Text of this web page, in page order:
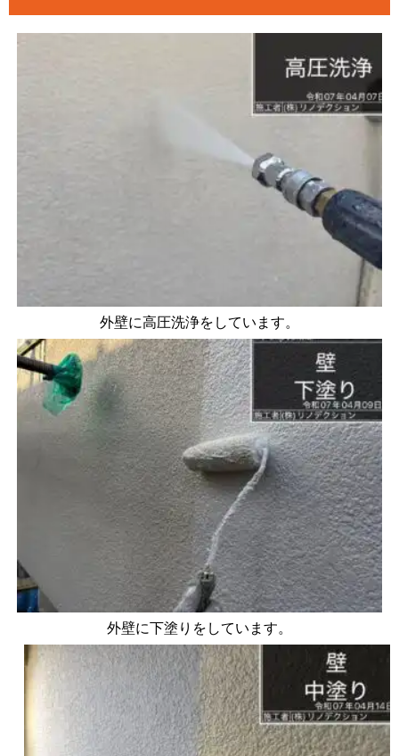
外壁に高圧洗浄をしています。
外壁に下塗りをしています。